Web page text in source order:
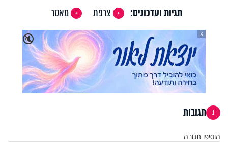
תגיות ועדכונים: צרפת
מאסר
🔇
X
1 תגובות
הוסיפו תגובה